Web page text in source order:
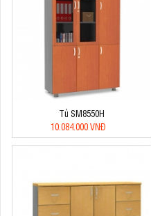
Tủ SM8550H
10.084.000 VNĐ